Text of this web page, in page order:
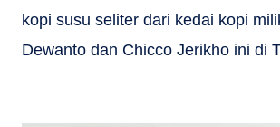
kopi susu seliter dari kedai kopi
Dewanto dan Chicco Jerikho ini di